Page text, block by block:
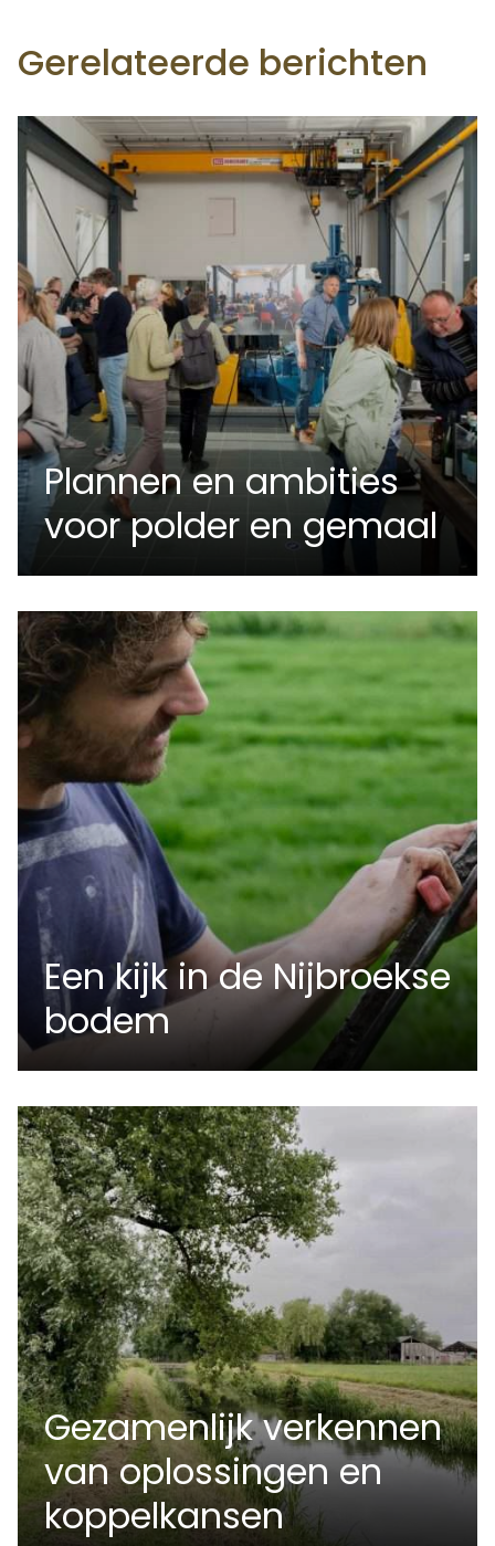
Gerelateerde berichten
Plannen en ambities
voor polder en gemaal
Een kijk in de Nijbroekse
bodem
Gezamenlijk verkennen
van oplossingen en
koppelkansen